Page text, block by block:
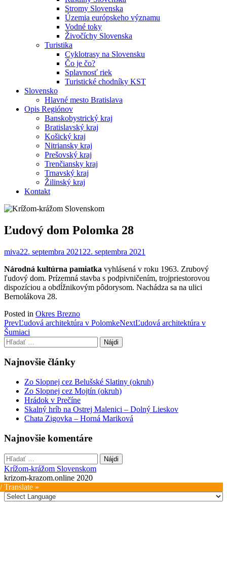
Stromy Slovenska
Územia európskeho významu
Vodné toky
Živočíchy Slovenska
Turistika
Cyklotrasy na Slovensku
Čo je čo?
Splavnosť riek
Turistické chodníky KST
Slovensko
Hlavné mesto Bratislava
Opis Regiónov
Banskobystrický kraj
Bratislavský kraj
Košický kraj
Nitriansky kraj
Prešovský kraj
Trenčiansky kraj
Trnavský kraj
Žilinský kraj
Kontakt
Ľudový dom Polomka 28
miva22. septembra 2021 22. septembra 2021
Národná kultúrna pamiatka vyhlásená v roku 1963. Zrubový
ľudový dom. Prízemná stavba s podpivničením, trojpriestorovou
dispozíciou a obdĺžnikovým pôdorysom. Nachádza sa na ulici
Bernolákova 28.
Posted in Okres Brezno
Post
navigation
PrevĽudová architektúra v PolomkeNextĽudová architektúra v
Šumiaci
Hľadať:
Najnovšie články
Zo Slopnej cez Belušské Slatiny (okruh)
Zo Slopnej cez Mojtín (okruh)
Hrádok v Prečíne
Skalný hríb na Ostrej Malenici – Dolný Lieskov
Chata Zigovka – Horná Mariková
Najnovšie komentáre
Hľadať:
Krížom-krážom Slovenskom
krizom-krazom.online 2020
Translate »